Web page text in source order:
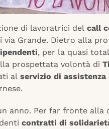
di lavoratrici del call
via Grande. Dietro alla
, per la quasi
prospettata volontà di
al servizio di assistenza
anno. Per far fronte alla
contratti di